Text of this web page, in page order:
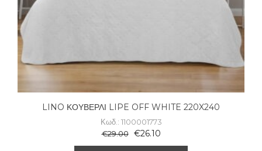
LINO ΚΟΥΒΕΡΛΙ LIPE OFF WHITE 220X240
Κωδ.: 1100001773
€29.00 €26.10